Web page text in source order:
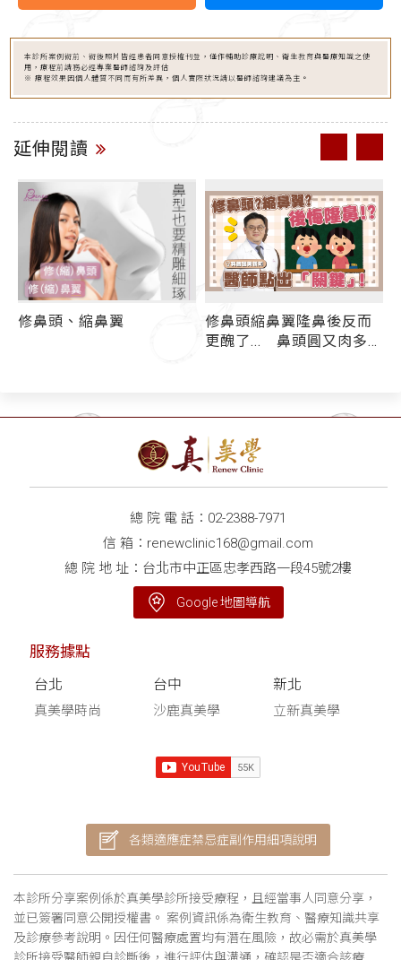
本診所案例術前、術後照片皆經患者同意授權刊登，僅作輔助診療說明、衛生教育與醫療知識之使
用，療程前請務必經專業醫師諮詢及評估
※ 療程效果因個人體質不同而有所差異，個人實際狀況請以醫師諮詢建議為主。
延伸閱讀
修鼻頭縮鼻翼隆鼻後反而
隆鼻種類多，醫師教你分
辨哪一種才適合自己！Q鼻
總 院 電 話： 02-2388-7971
信 箱： renewclinic168@gmail.com
總 院 地 址：台北市中正區忠孝西路一段45號2樓
Google 地圖導航
服務據點
台北
真美學時尚
台中
沙鹿真美學
新北
立新真美學
各類適應症禁忌症副作用細項說明
本診所分享案例係於真美學診所接受療程，且經當事人同意分享，
並已簽署同意公開授權書。 案例資訊係為衛生教育、醫療知識共享
及診療參考說明。因任何醫療處置均有潛在風險，故必需於真美學